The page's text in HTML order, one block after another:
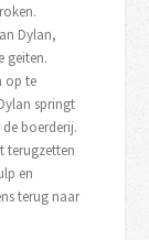
Dylan,
geiten.
op te
springt
boerderij.
terugzetten
en
terug naar